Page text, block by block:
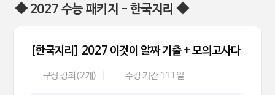
◆ 2027 수능 패키지 - 한국지리 ◆
[한국지리] 2027 이것이 알짜 기출 + 모의고사다
구성 강좌(2개) 수강 기간 111일